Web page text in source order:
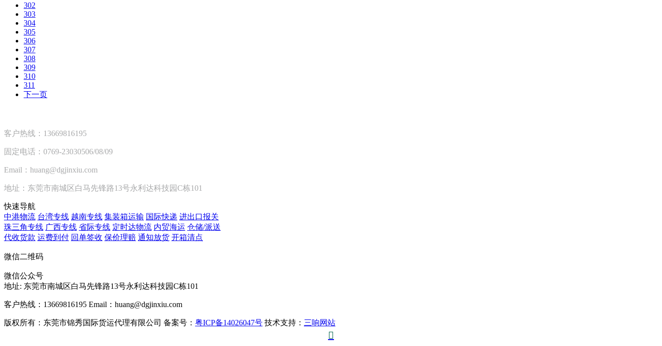
302
303
304
305
306
307
308
309
310
311
下一页
客户热线：13669816195
固定电话：0769-23030506/08/09
Email：huang@dgjinxiu.com
地址：东莞市南城区白马先锋路13号永利达科技园C栋101
快速导航
中港物流 台湾专线 越南专线 集装箱运输 国际快递 进出口报关
珠三角专线 广西专线 省际专线 定时达物流 内贸海运 仓储/派送
代收货款 运费到付 回单签收 保价理赔 通知放货 开箱清点
微信二维码
微信公众号
地址: 东莞市南城区白马先锋路13号永利达科技园C栋101
客户热线：13669816195 Email：huang@dgjinxiu.com
版权所有：东莞市锦秀国际货运代理有限公司 备案号： 粤ICP备14026047号 技术支持： 三响网站
